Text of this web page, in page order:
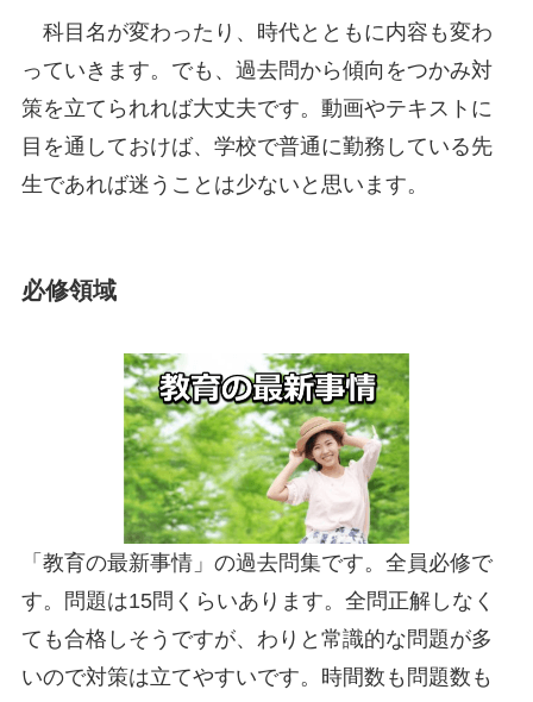
科目名が変わったり、時代とともに内容も変わ
っていきます。でも、過去問から傾向をつかみ対
策を立てられれば大丈夫です。動画やテキストに
目を通しておけば、学校で普通に勤務している先
生であれば迷うことは少ないと思います。
必修領域
「教育の最新事情」の過去問集です。全員必修で
す。問題は15問くらいあります。全問正解しなく
ても合格しそうですが、わりと常識的な問題が多
いので対策は立てやすいです。時間数も問題数も